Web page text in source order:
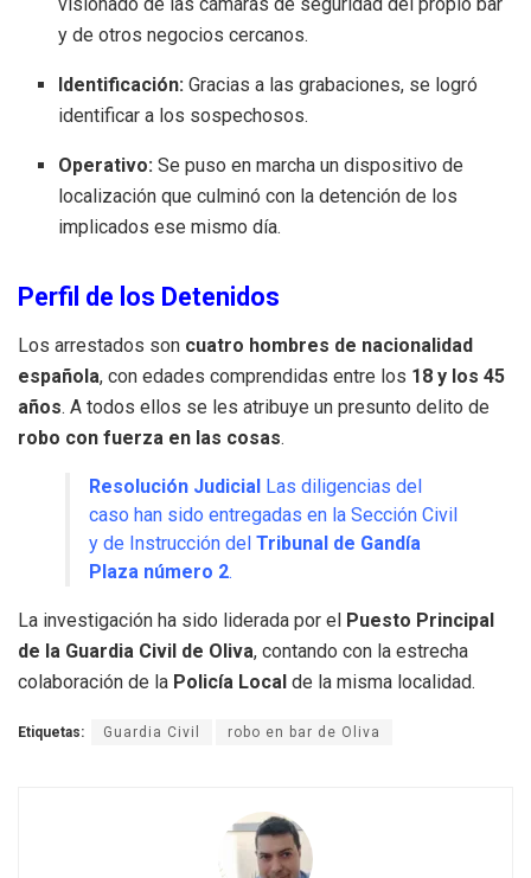
visionado de las cámaras de seguridad del propio bar
y de otros negocios cercanos.
Identificación: Gracias a las grabaciones, se logró
identificar a los sospechosos.
Operativo: Se puso en marcha un dispositivo de
localización que culminó con la detención de los
implicados ese mismo día.
Perfil de los Detenidos
Los arrestados son cuatro hombres de nacionalidad
española, con edades comprendidas entre los 18 y los 45
años. A todos ellos se les atribuye un presunto delito de
robo con fuerza en las cosas.
Resolución Judicial Las diligencias del
caso han sido entregadas en la Sección Civil
y de Instrucción del Tribunal de Gandía
Plaza número 2.
La investigación ha sido liderada por el Puesto Principal
de la Guardia Civil de Oliva, contando con la estrecha
colaboración de la Policía Local de la misma localidad.
Etiquetas: Guardia Civil robo en bar de Oliva